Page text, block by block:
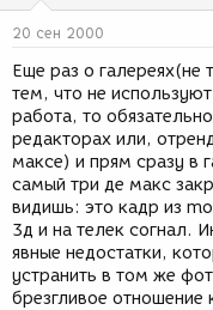
м
д
н
и
я
20 сен 2000
Еще раз о галереях(не
тем, что не
работа, то
редакторах или,
максе) и прям сразу в
самый три де макс
видишь: это кадр из
3д и на телек согнал.
явные недостатки,
устранить в том же
брезгливое